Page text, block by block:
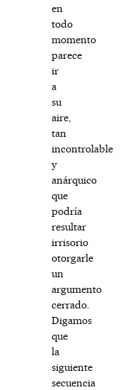
en
todo
momento
parece
ir
a
su
aire,
tan
incontrolable
y
anárquico
que
podría
resultar
irrisorio
otorgarle
un
argumento
cerrado.
Digamos
que
la
siguiente
secuencia